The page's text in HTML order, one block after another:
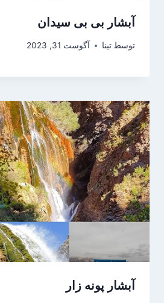
آبشار بی بی سیدان
توسط تینا آگوست 31, 2023
آبشار پونه زار